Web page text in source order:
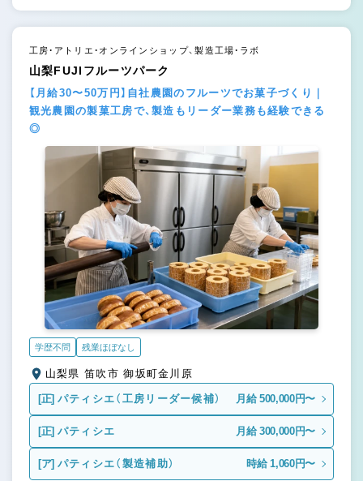
工房・アトリエ・オンラインショップ、製造工場・ラボ
山梨FUJIフルーツパーク
【月給30〜50万円】自社農園のフルーツでお菓子づくり｜
観光農園の製菓工房で、製造もリーダー業務も経験できる
◎
学歴不問 残業ほぼなし
山梨県 笛吹市 御坂町金川原
[正] パティシエ（工房リーダー候補） 月給 500,000円〜
[正] パティシエ 月給 300,000円〜
[ア] パティシエ（製造補助） 時給 1,060円〜